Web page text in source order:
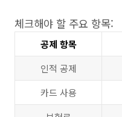
체크해야 할 주요 항목:
공제 항목
인적 공제
카드 사용